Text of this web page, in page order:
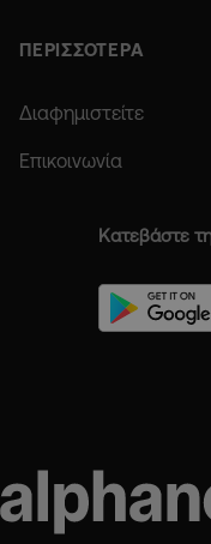
ΠΕΡΙΣΣΟΤΕΡΑ
Διαφημιστείτε
Επικοινωνία
Κατεβάστε